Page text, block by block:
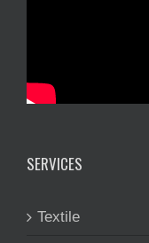
SERVICES
Textile